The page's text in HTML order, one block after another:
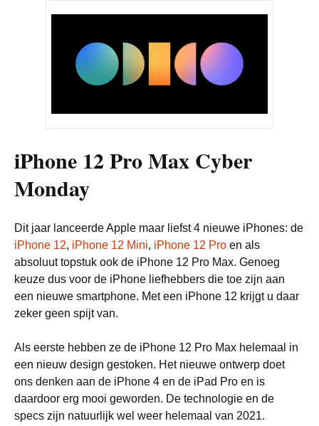
iPhone 12 Pro Max Cyber
Monday
Dit jaar lanceerde Apple maar liefst 4 nieuwe iPhones: de
iPhone 12, iPhone 12 Mini, iPhone 12 Pro en als
absoluut topstuk ook de iPhone 12 Pro Max. Genoeg
keuze dus voor de iPhone liefhebbers die toe zijn aan
een nieuwe smartphone. Met een iPhone 12 krijgt u daar
zeker geen spijt van.
Als eerste hebben ze de iPhone 12 Pro Max helemaal in
een nieuw design gestoken. Het nieuwe ontwerp doet
ons denken aan de iPhone 4 en de iPad Pro en is
daardoor erg mooi geworden. De technologie en de
specs zijn natuurlijk wel weer helemaal van 2021.